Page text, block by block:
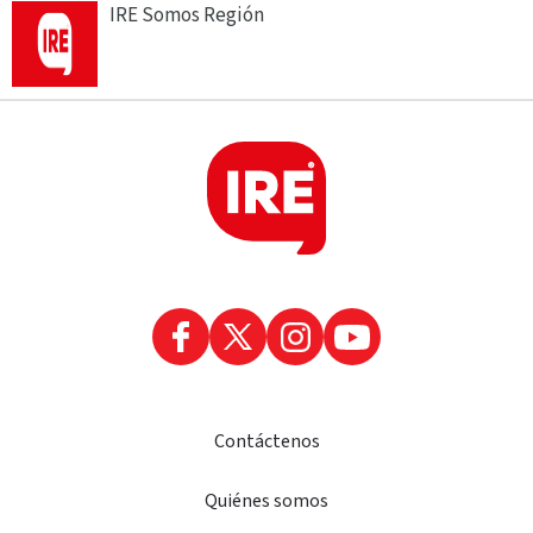
IRE Somos Región
Contáctenos
Quiénes somos